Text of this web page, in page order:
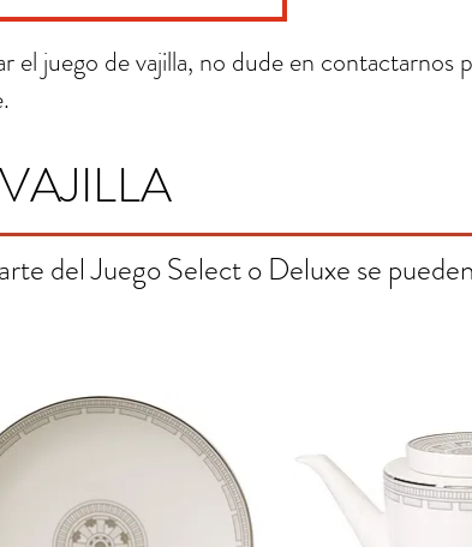
el juego de vajilla, no dude en contactarnos
del Juego Select o Deluxe se